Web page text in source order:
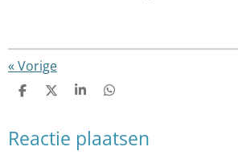
«Vorige
D
e
n
D
l
S
r
e
D
e
n
Reactie plaatsen